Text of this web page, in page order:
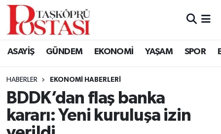
ASAYİŞ GÜNDEM EKONOMİ YAŞAM SPOR
HABERLER EKONOMI HABERLERI
BDDK’dan flaş banka
kararı: Yeni kuruluşa izin
Kastamonu Vefat Edenler
Araç Haberleri